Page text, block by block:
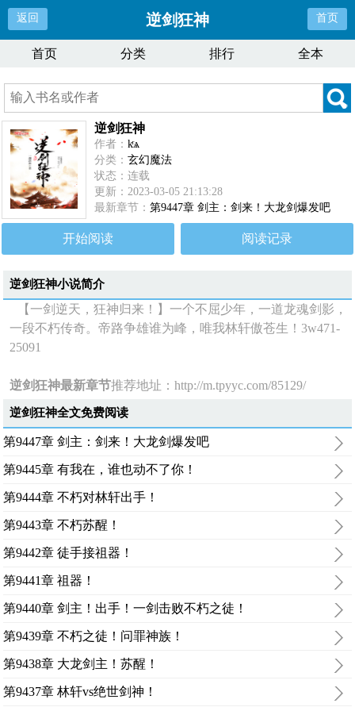
返回 逆剑狂神 首页
首页 分类 排行 全本
逆剑狂神
作者：kͬѧ
分类：玄幻魔法
状态：连载
更新：2023-03-05 21:13:28
最新章节：第9447章 剑主：剑来！大龙剑爆发吧
开始阅读 阅读记录
逆剑狂神小说简介
【一剑逆天，狂神归来！】一个不屈少年，一道龙魂剑影，
一段不朽传奇。帝路争雄谁为峰，唯我林轩傲苍生！3w471-
25091
逆剑狂神最新章节推荐地址：http://m.tpyyc.com/85129/
逆剑狂神全文免费阅读
第9447章 剑主：剑来！大龙剑爆发吧
第9445章 有我在，谁也动不了你！
第9444章 不朽对林轩出手！
第9443章 不朽苏醒！
第9442章 徒手接祖器！
第9441章 祖器！
第9440章 剑主！出手！一剑击败不朽之徒！
第9439章 不朽之徒！问罪神族！
第9438章 大龙剑主！苏醒！
第9437章 林轩vs绝世剑神！